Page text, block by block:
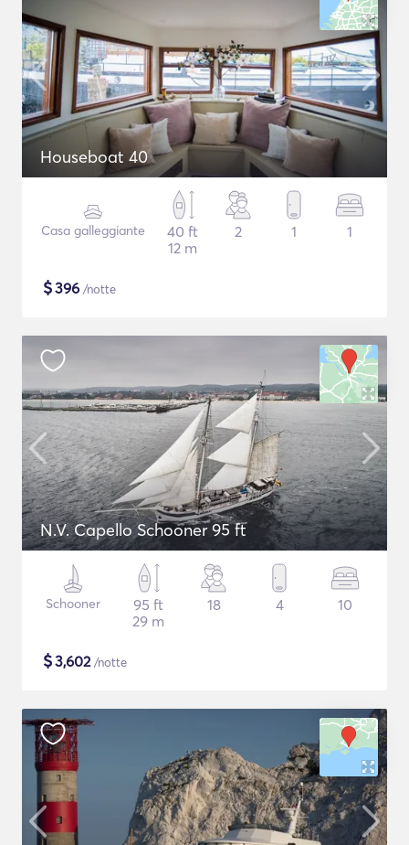
Houseboat 40
Casa galleggiante
40 ft
12 m
2 1 1
$396 /notte
N.V. Capello Schooner 95 ft
Schooner
95 ft
29 m
18 4 10
$3,602/notte